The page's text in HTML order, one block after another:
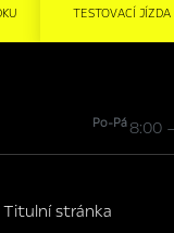
TESTOVACÍ JÍZDA
Po-Pá8:00
Titulní stránka